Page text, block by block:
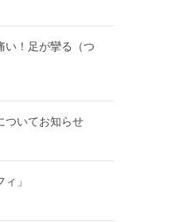
い！足が攣る（つ
ついてお知らせ
」